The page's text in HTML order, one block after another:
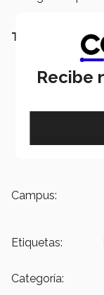
TAMBIÉN TE
Campus:
Etiquetas:
Categoría:
Recibe